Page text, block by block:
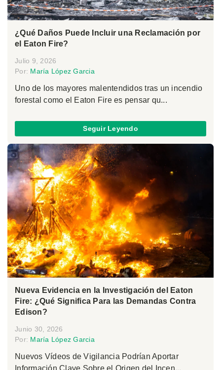
¿Qué Daños Puede Incluir una Reclamación por
el Eaton Fire?
Julio 9, 2026
Por: María López Garcia
Uno de los mayores malentendidos tras un incendio
forestal como el Eaton Fire es pensar qu...
Seguir Leyendo
Nueva Evidencia en la Investigación del Eaton
Fire: ¿Qué Significa Para las Demandas Contra
Edison?
Junio 30, 2026
Por: María López Garcia
Nuevos Vídeos de Vigilancia Podrían Aportar